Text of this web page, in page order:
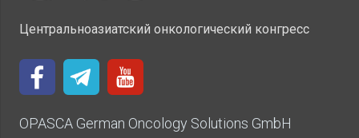
Центральноазиатский онкологический конгресс
OPASCA German Oncology Solutions GmbH